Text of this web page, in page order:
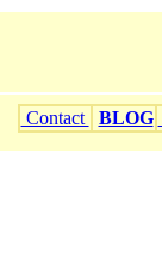
Contact BLOG